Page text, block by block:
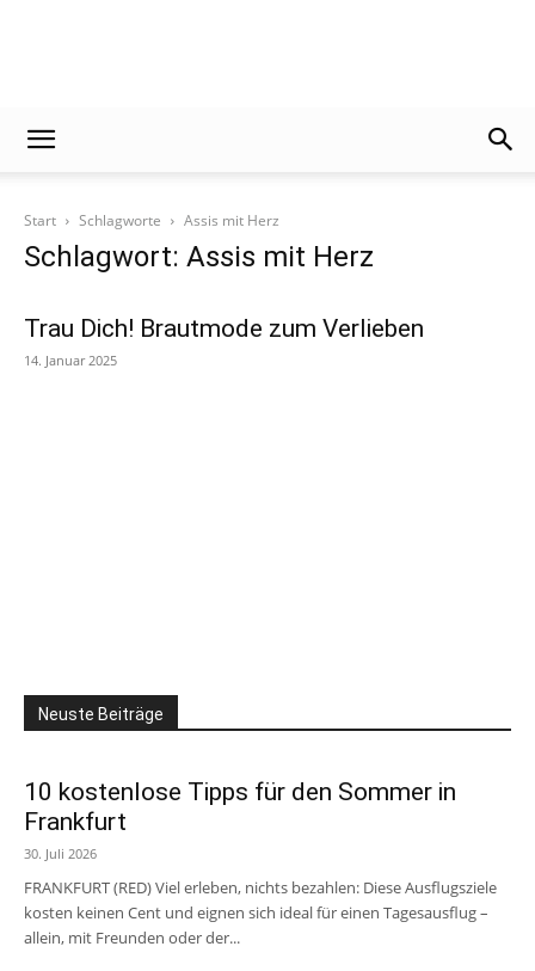
Frankfurter
Start Schlagworte Assis mit Herz
Schlagwort: Assis mit Herz
Trau Dich! Brautmode zum Verlieben
14. Januar 2025
Neuste Beiträge
10 kostenlose Tipps für den Sommer in
Frankfurt
30. Juli 2026
FRANKFURT (RED) Viel erleben, nichts bezahlen: Diese Ausflugsziele
kosten keinen Cent und eignen sich ideal für einen Tagesausflug –
allein, mit Freunden oder der...